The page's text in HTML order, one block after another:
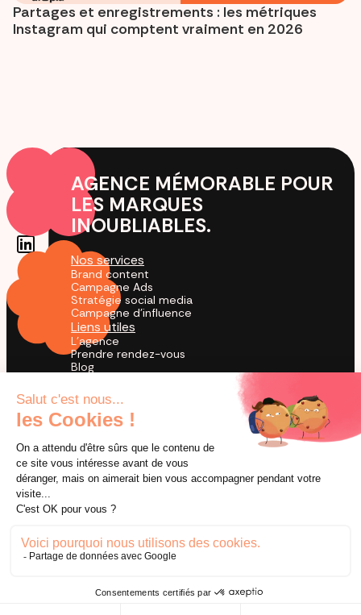
Partages et enregistrements : les métriques
Instagram qui comptent vraiment en 2026
AGENCE MÉMORABLE POUR
LES MARQUES
INOUBLIABLES.
Nos services
Brand content
Campagne Ads
Stratégie social media
Campagne d'influence
Liens utiles
L'agence
Prendre rendez-vous
Blog
Agence TikTok
by creators for creation
© 2026 Utopia. Tous droits réservés.
Mentions légales
Conditions générales de ventes